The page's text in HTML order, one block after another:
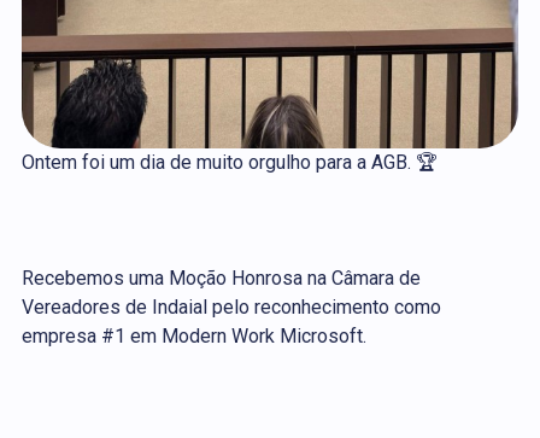
Ontem foi um dia de muito orgulho para a AGB. 🏆
Recebemos uma Moção Honrosa na Câmara de
Vereadores de Indaial pelo reconhecimento como
empresa #1 em Modern Work Microsoft.